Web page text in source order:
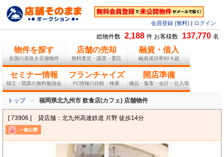
会員登録 (無料) ログイン
総物件数 2,188 件 お客様数 137,770 名
物件を探す
全国の居抜き店舗物件
店舗の売却
無料査定・譲渡・委託
融資・借入
融資成功率90％超
セミナー情報
独立・開業の無料勉強会
フランチャイズ
FC情報の比較・検索
開店準備
備品・集客・会計・仕入等
トップ 福岡県北九州市 飲食店(カフェ) 店舗物件
[ 73906 ] 貸店舗：北九州高速鉄道 片野 徒歩14分